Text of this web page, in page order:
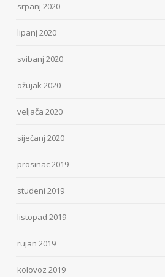
srpanj 2020
lipanj 2020
svibanj 2020
ožujak 2020
veljača 2020
siječanj 2020
prosinac 2019
studeni 2019
listopad 2019
rujan 2019
kolovoz 2019